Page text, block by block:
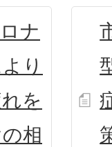
ナ
り
を
相